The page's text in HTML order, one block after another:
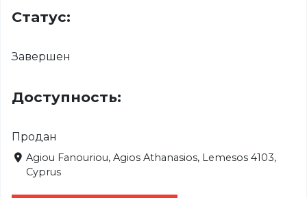
Статус:
Завершен
Доступность:
Продан
Agiou Fanouriou, Agios Athanasios, Lemesos 4103,
Cyprus